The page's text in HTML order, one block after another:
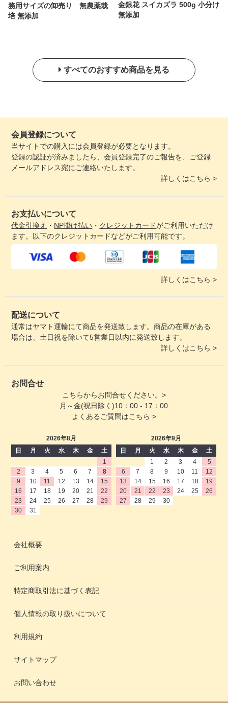
務用サイズの卸売り 無農薬栽
培 無添加
金銀花 スイカズラ 500g 小分け
無添加
すべてのおすすめ商品を見る
会員登録について
当サイトでの購入には会員登録が必要となります。
登録の認証が済みましたら、会員登録完了のご報告を、ご登録
メールアドレス宛にご連絡いたします。
詳しくはこちら >
お支払いについて
代金引換え ・ NP掛け払い ・ クレジットカードがご利用いただけ
ます。以下のクレジットカードなどがご利用可能です。
詳しくはこちら >
配送について
通常はヤマト運輸にて商品を発送致します。商品の在庫がある
場合は、土日祝を除いて5営業日以内に発送致します。
詳しくはこちら >
お問合せ
こちらからお問合せください。>
月～金(祝日除く)10：00 - 17：00
よくあるご質問はこちら >
2026年8月
日
月 火 水 木 金
土
1
2
3 4 5 6 7
8
9
10 11 12 13 14
15
16
17 18 19 20 21
22
23
24 25 26 27 28
29
30
31
2026年9月
日
月 火 水 木 金
土
1
2 3 4
5
6
7 8 9 10 11
12
13
14 15 16 17 18
19
20
21 22 23 24 25
26
27
28 29 30
会社概要
ご利用案内
特定商取引法に基づく表記
個人情報の取り扱いについて
利用規約
サイトマップ
お問い合わせ